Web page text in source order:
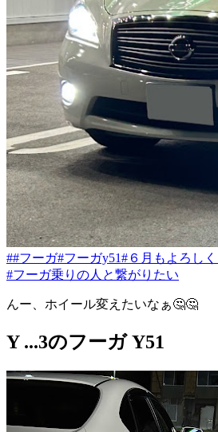
##フーガ#フーガy51#６月もよろし
#フーガ乗りの人と繋がりたい
んー、ホイール変えたいなぁ🤔🤔
Y ...3のフーガ Y51